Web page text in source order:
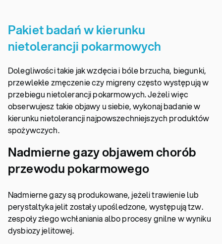
Pakiet badań w kierunku
nietolerancji pokarmowych
Dolegliwości takie jak wzdęcia i bóle brzucha, biegunki,
przewlekłe zmęczenie czy migreny często występują w
przebiegu nietolerancji pokarmowych. Jeżeli więc
obserwujesz takie objawy u siebie, wykonaj badanie w
kierunku nietolerancji najpowszechniejszych produktów
spożywczych.
Nadmierne gazy objawem chorób
przewodu pokarmowego
Nadmierne gazy są produkowane, jeżeli trawienie lub
perystaltyka jelit zostały upośledzone, występują tzw.
zespoły złego wchłaniania albo procesy gnilne w wyniku
dysbiozy jelitowej.